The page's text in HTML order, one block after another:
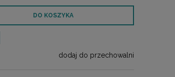
DO KOSZYKA
dodaj do przechowalni